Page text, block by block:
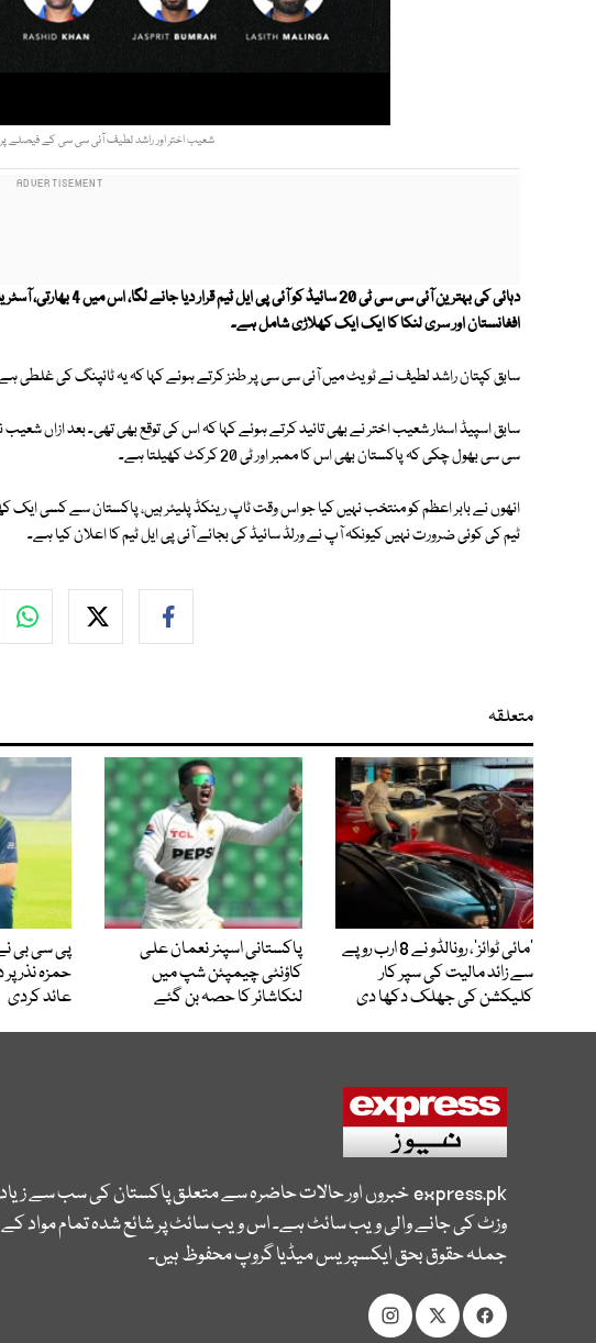
شعیب اختر اور راشد لطیف آئی سی سی کے فیصلے پر
افغانستان اور سری لنکا کا ایک ایک کھلاڑی شامل ہے۔
سابق کپتان راشد لطیف نے ٹویٹ میں آئی سی سی پر طنز کرتے ہوئے کہا کہ یہ ٹائپنگ کی غلطی ہے وہ آئی پی ایل ٹی 20 ٹیم آف
سابق اسپیڈ اسٹار شعیب اختر نے بھی تائید کرتے ہوئے کہا کہ اس کی توقع بھی تھی۔ بعد ازاں
سی سی بھول چکی کہ پاکستان بھی اس کا ممبر اور ٹی 20 کرکٹ کھیلتا ہے۔
ٹیم کی کوئی ضرورت نہیں کیونکہ آپ نے ورلڈ سائیڈ کی بجائے آئی پی ایل ٹیم کا اعلان کیا ہے۔
متعلقہ
’مائی ٹوائز‘، رونالڈو نے 8 ارب روپے
سے زائد مالیت کی سپر کار
کلیکشن کی جھلک دکھا دی
پاکستانی اسپنر نعمان علی
کاؤنٹی چیمپئن شپ میں
لنکاشائر کا حصہ بن گئے
پی سی بی
حمزہ نذر
عائد کردی
express.pkخبروں اور حالات حاضرہ سے متعلق پاکستان کی سب سے
وزٹ کی جانے والی ویب سائٹ ہے۔ اس ویب سائٹ پر شائع شدہ تمام مواد کے
جملہ حقوق بحق ایکسپریس میڈیا گروپ محفوظ ہیں۔